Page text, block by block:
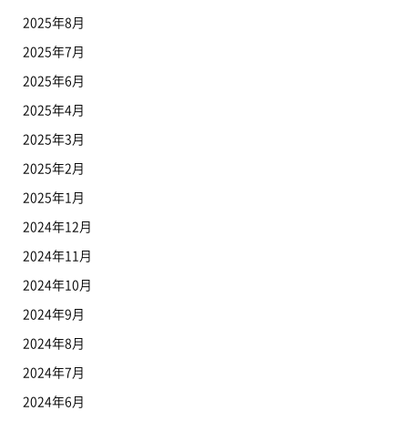
2025年8月
2025年7月
2025年6月
2025年4月
2025年3月
2025年2月
2025年1月
2024年12月
2024年11月
2024年10月
2024年9月
2024年8月
2024年7月
2024年6月